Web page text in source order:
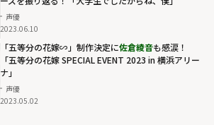
声優
2023.06.10
「五等分の花嫁∽」制作決定に佐倉綾音も感涙！
「五等分の花嫁 SPECIAL EVENT 2023 in 横浜アリー
ナ」
声優
2023.05.02